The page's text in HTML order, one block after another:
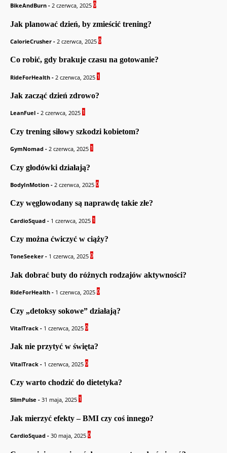
BikeAndBurn - 2 czerwca, 2025 0
Jak planować dzień, by zmieścić trening?
CalorieCrusher - 2 czerwca, 2025 0
Co robić, gdy brakuje czasu na gotowanie?
RideForHealth - 2 czerwca, 2025 1
Jak zacząć dzień zdrowo?
LeanFuel - 2 czerwca, 2025 1
Czy trening siłowy szkodzi kobietom?
GymNomad - 2 czerwca, 2025 1
Czy głodówki działają?
BodyInMotion - 2 czerwca, 2025 0
Czy węglowodany są naprawdę takie złe?
CardioSquad - 1 czerwca, 2025 1
Czy można ćwiczyć w ciąży?
ToneSeeker - 1 czerwca, 2025 0
Jak dobrać buty do różnych rodzajów aktywności?
RideForHealth - 1 czerwca, 2025 0
Czy „detoksy sokowe” działają?
VitalTrack - 1 czerwca, 2025 0
Jak nie przytyć w święta?
VitalTrack - 1 czerwca, 2025 0
Czy warto chodzić do dietetyka?
SlimPulse - 31 maja, 2025 1
Jak mierzyć efekty – BMI czy coś innego?
CardioSquad - 30 maja, 2025 0